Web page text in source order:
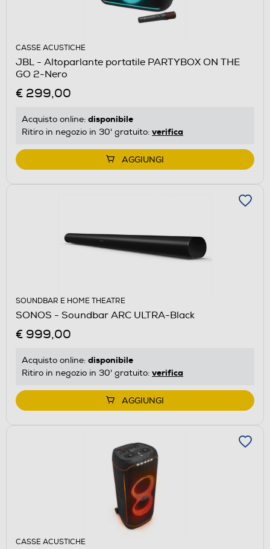
CASSE ACUSTICHE
JBL - Altoparlante portatile PARTYBOX ON THE
GO 2-Nero
€ 299,00
Acquisto online: disponibile
Ritiro in negozio in 30' gratuito: verifica
AGGIUNGI
SOUNDBAR E HOME THEATRE
SONOS - Soundbar ARC ULTRA-Black
€ 999,00
Acquisto online: disponibile
Ritiro in negozio in 30' gratuito: verifica
AGGIUNGI
CASSE ACUSTICHE